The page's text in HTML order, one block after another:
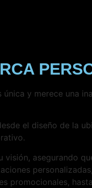
y merece una
el diseño de la
asegurando
promocionales,